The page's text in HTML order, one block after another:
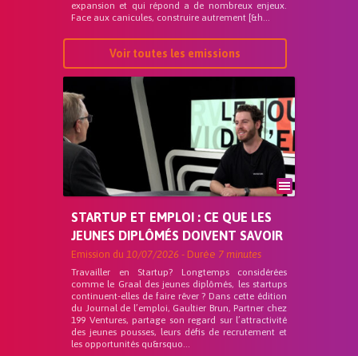
expansion et qui répond a de nombreux enjeux.
Face aux canicules, construire autrement [&h...
Voir toutes les emissions
STARTUP ET EMPLOI : CE QUE LES
JEUNES DIPLÔMÉS DOIVENT SAVOIR
Emission du 10/07/2026 - Durée 7 minutes
Travailler en Startup? Longtemps considérées
comme le Graal des jeunes diplômés, les startups
continuent-elles de faire rêver ? Dans cette édition
du Journal de l’emploi, Gaultier Brun, Partner chez
199 Ventures, partage son regard sur l’attractivité
des jeunes pousses, leurs défis de recrutement et
les opportunités qu&rsquo...